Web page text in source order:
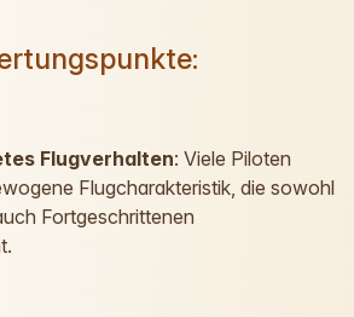
Flugverhalten: Viele Piloten
Flugcharakteristik, die sowohl
Fortgeschrittenen